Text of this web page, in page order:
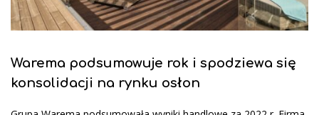
Warema podsumowuje rok i spodziewa się
konsolidacji na rynku osłon